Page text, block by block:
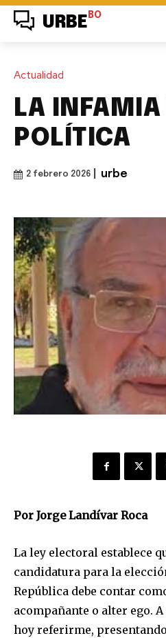
URBE BO
Actualidad
LA INFAMIA
POLÍTICA
2 febrero 2026 urbe
Por Jorge Landívar Roca
La ley electoral establece
candidatura para la
República debe contar
acompañante o alter ego.
hoy referirme,